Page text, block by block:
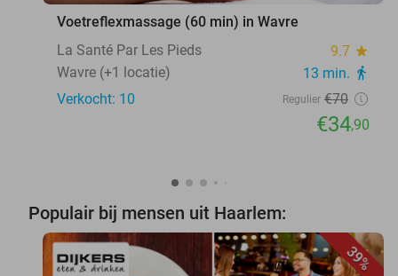
Voetreflexmassage (60 min) in Wavre
La Santé Par Les Pieds
9.7 star
Wavre (+1 locatie) 13 min. directions_walk
Verkocht: 10 Regulier €70
€34,90
Populair bij mensen uit Haarlem:
39%